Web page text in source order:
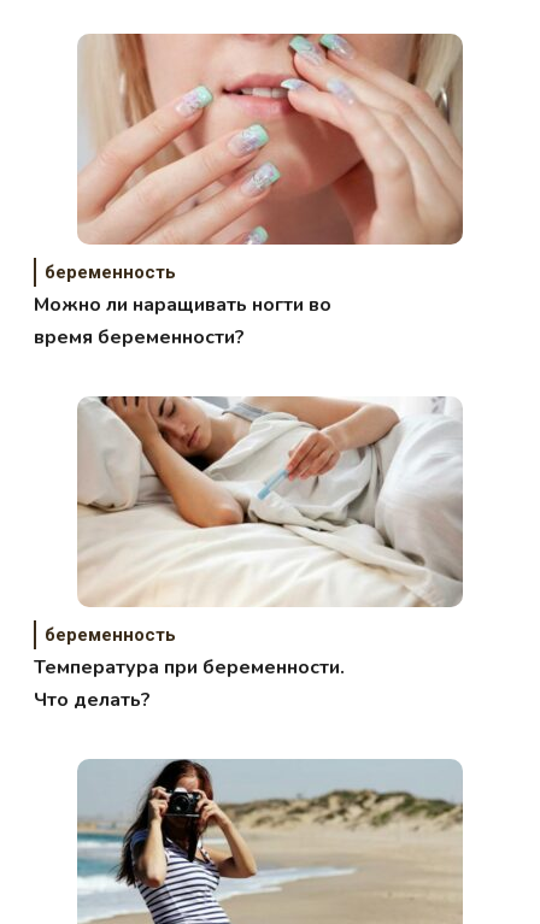
беременность
Можно ли наращивать ногти во
время беременности?
беременность
Температура при беременности.
Что делать?